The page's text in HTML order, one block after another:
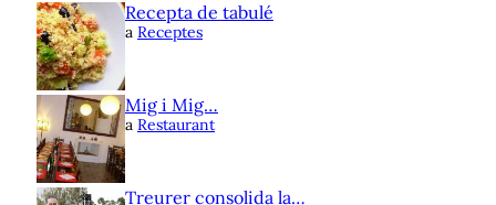
Recepta de tabulé
a Receptes
Mig i Mig…
a Restaurant
Treurer consolida la…